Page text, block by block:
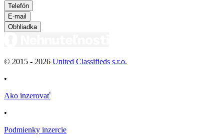
Telefón
E-mail
Obhliadka
© 2015 - 2026 United Classifieds s.r.o.
•
Ako inzerovať
•
Podmienky inzercie